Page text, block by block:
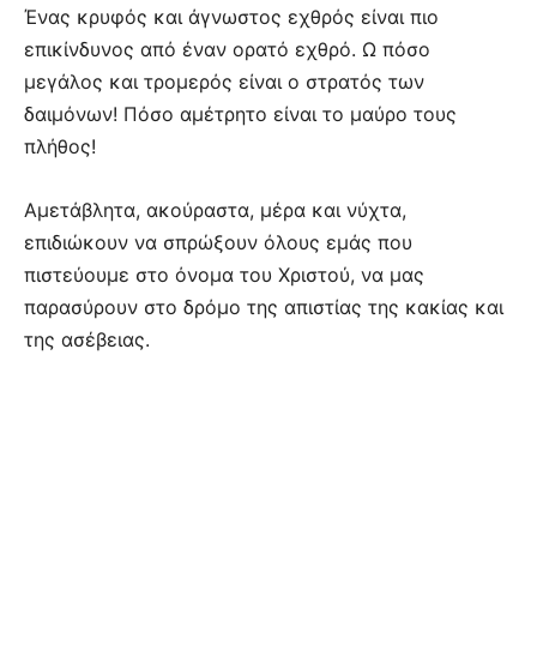
Ένας κρυφός και άγνωστος εχθρός είναι πιο
επικίνδυνος από έναν ορατό εχθρό. Ω πόσο
μεγάλος και τρομερός είναι ο στρατός των
δαιμόνων! Πόσο αμέτρητο είναι το μαύρο τους
πλήθος!
Αμετάβλητα, ακούραστα, μέρα και νύχτα,
επιδιώκουν να σπρώξουν όλους εμάς που
πιστεύουμε στο όνομα του Χριστού, να μας
παρασύρουν στο δρόμο της απιστίας της κακίας και
της ασέβειας.